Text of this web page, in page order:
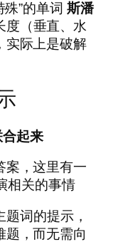
殊”的单词 斯潘
度（垂直、水
实际上是破解
合起来
案，这里有一
相关的事情
词的提示，
题，而无需向